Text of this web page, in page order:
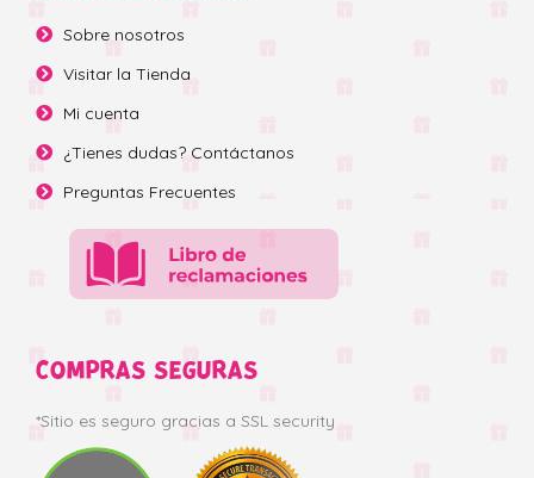
Sobre nosotros
Visitar la Tienda
Mi cuenta
¿Tienes dudas? Contáctanos
Preguntas Frecuentes
COMPRAS SEGURAS
*Sitio es seguro gracias a SSL security